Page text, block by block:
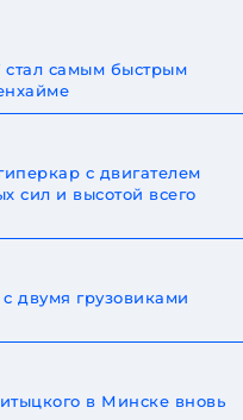
самым быстрым
с двигателем
сил и высотой всего
двумя грузовиками
в Минске вновь